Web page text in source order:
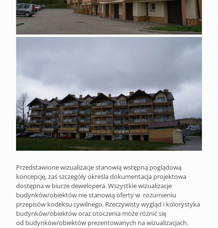
Przedstawione wizualizacje stanowią wstępną poglądową
koncepcję, zaś szczegóły określa dokumentacja projektowa
dostępna w biurze dewelopera. Wszystkie wizualizacje
budynków/obiektów nie stanowią oferty w rozumieniu
przepisów kodeksu cywilnego. Rzeczywisty wygląd i kolorystyka
budynków/obiektów oraz otoczenia może różnić się
od budynków/obiektów prezentowanych na wizualizacjach.